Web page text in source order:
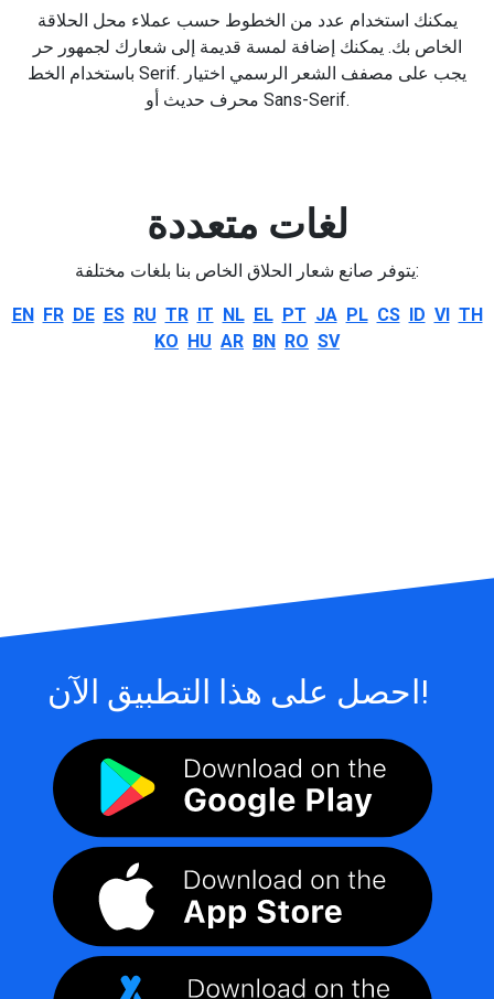
يمكنك استخدام عدد من الخطوط حسب عملاء محل الحلاقة
الخاص بك. يمكنك إضافة لمسة قديمة إلى شعارك لجمهور حر
باستخدام الخط Serif. يجب على مصفف الشعر الرسمي اختيار
محرف حديث أو Sans-Serif.
لغات متعددة
يتوفر صانع شعار الحلاق الخاص بنا بلغات مختلفة:
EN FR DE ES RU TR IT NL EL PT JA PL CS ID VI TH
KO HU AR BN RO SV
احصل على هذا التطبيق الآن!